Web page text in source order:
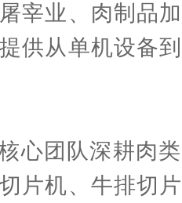
宰业、肉制品
供从单机设备
团队深耕肉类
片机、牛排切